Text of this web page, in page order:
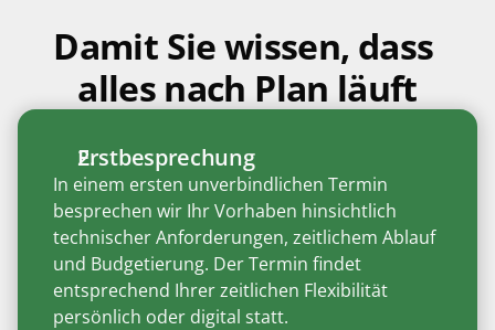
Damit Sie wissen, dass
alles nach Plan läuft
Erstbesprechung
In einem ersten unverbindlichen Termin
besprechen wir Ihr Vorhaben hinsichtlich
technischer Anforderungen, zeitlichem Ablauf
und Budgetierung. Der Termin findet
entsprechend Ihrer zeitlichen Flexibilität
persönlich oder digital statt.